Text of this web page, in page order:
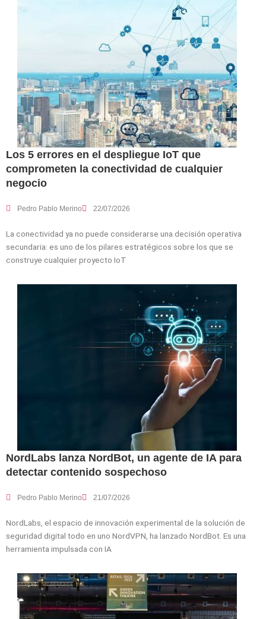
Los 5 errores en el despliegue IoT que
comprometen la conectividad de cualquier
negocio
Pedro Pablo Merino 22/07/2026
La conectividad ya no puede considerarse una decisión operativa
secundaria: es uno de los pilares estratégicos sobre los que se
construye cualquier proyecto IoT
NordLabs lanza NordBot, un agente de IA para
detectar contenido sospechoso
Pedro Pablo Merino 21/07/2026
NordLabs, el espacio de innovación experimental de la solución de
seguridad digital todo en uno NordVPN, ha lanzado NordBot. Es una
herramienta impulsada con IA